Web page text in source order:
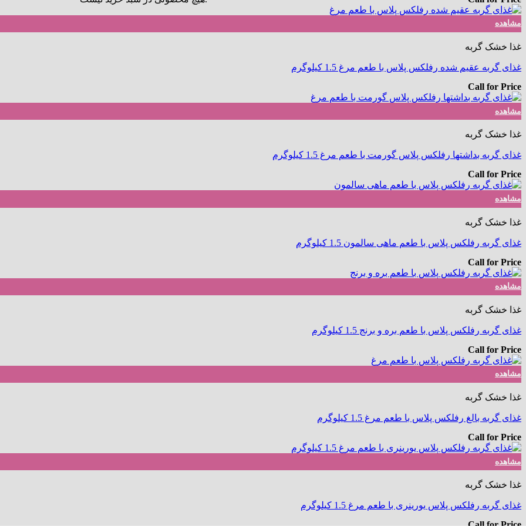
مشاهده
غذا خشک گربه
غذای گربه عقیم شده رفلکس پلاس با طعم مرغ 1.5 کیلوگرم
Call for Price
مشاهده
غذا خشک گربه
غذای گربه بداشتها رفلکس پلاس گورمت با طعم مرغ 1.5 کیلوگرم
Call for Price
مشاهده
غذا خشک گربه
غذای گربه رفلکس پلاس با طعم ماهی سالمون 1.5 کیلوگرم
Call for Price
مشاهده
غذا خشک گربه
غذای گربه رفلکس پلاس با طعم بره و برنج 1.5 کیلوگرم
Call for Price
مشاهده
غذا خشک گربه
غذای گربه بالغ رفلکس پلاس با طعم مرغ 1.5 کیلوگرم
Call for Price
مشاهده
غذا خشک گربه
غذای گربه رفلکس پلاس یورینری با طعم مرغ 1.5 کیلوگرم